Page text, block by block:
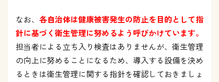
なお、 各自治体は健康被害発生の防止を目的として指
針に基づく衛生管理に努めるよう呼びかけています。
担当者による立ち入り検査はありませんが、衛生管理
の向上に努めることになるため、導入する設備を決め
るときは衛生管理に関する指針を確認しておきましょ